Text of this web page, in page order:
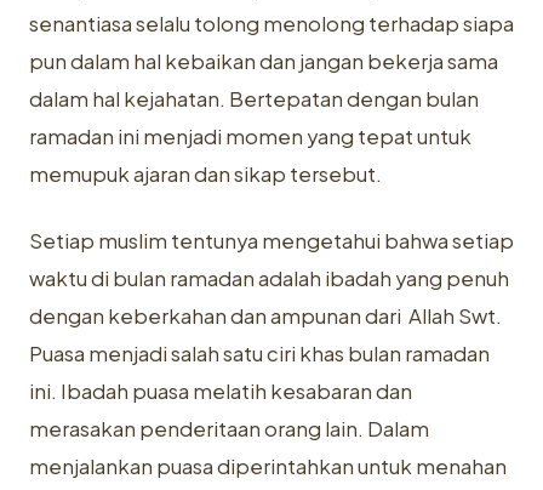
senantiasa selalu tolong menolong terhadap siapa
pun dalam hal kebaikan dan jangan bekerja sama
dalam hal kejahatan. Bertepatan dengan bulan
ramadan ini menjadi momen yang tepat untuk
memupuk ajaran dan sikap tersebut.
Setiap muslim tentunya mengetahui bahwa setiap
waktu di bulan ramadan adalah ibadah yang penuh
dengan keberkahan dan ampunan dari Allah Swt.
Puasa menjadi salah satu ciri khas bulan ramadan
ini. Ibadah puasa melatih kesabaran dan
merasakan penderitaan orang lain. Dalam
menjalankan puasa diperintahkan untuk menahan